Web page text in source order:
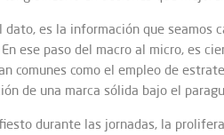
es la información que
ese paso del macro al micro, es
comunes como el empleo de
de una marca sólida bajo el
durante las jornadas, la